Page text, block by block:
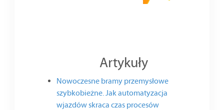
Artykuły
Nowoczesne bramy przemysłowe
szybkobieżne. Jak automatyzacja
wjazdów skraca czas procesów